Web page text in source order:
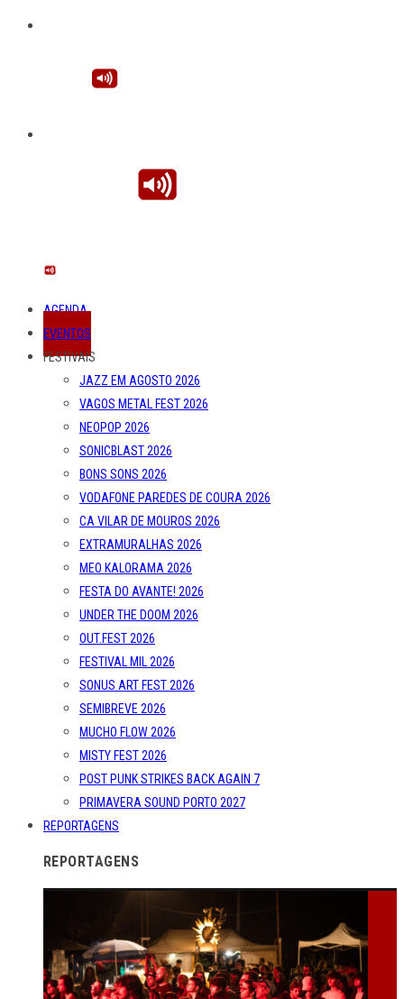
AGENDA
EVENTOS
FESTIVAIS
JAZZ EM AGOSTO 2026
VAGOS METAL FEST 2026
NEOPOP 2026
SONICBLAST 2026
BONS SONS 2026
VODAFONE PAREDES DE COURA 2026
CA VILAR DE MOUROS 2026
EXTRAMURALHAS 2026
MEO KALORAMA 2026
FESTA DO AVANTE! 2026
UNDER THE DOOM 2026
OUT.FEST 2026
FESTIVAL MIL 2026
SONUS ART FEST 2026
SEMIBREVE 2026
MUCHO FLOW 2026
MISTY FEST 2026
POST PUNK STRIKES BACK AGAIN 7
PRIMAVERA SOUND PORTO 2027
REPORTAGENS
REPORTAGENS